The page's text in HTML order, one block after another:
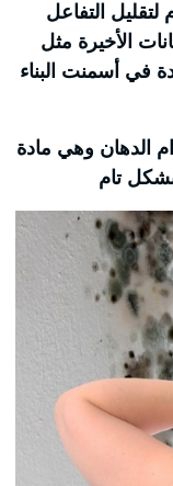
التفاعل
الأخيرة مثل
في أسمنت البناء
الدهان وهي مادة
تام